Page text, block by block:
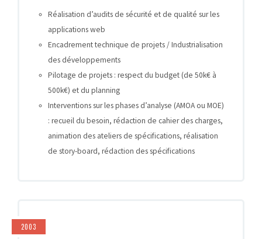
Réalisation d’audits de sécurité et de qualité sur les
applications web
Encadrement technique de projets / Industrialisation
des développements
Pilotage de projets : respect du budget (de 50k€ à
500k€) et du planning
Interventions sur les phases d’analyse (AMOA ou MOE)
: recueil du besoin, rédaction de cahier des charges,
animation des ateliers de spécifications, réalisation
de story-board, rédaction des spécifications
2003